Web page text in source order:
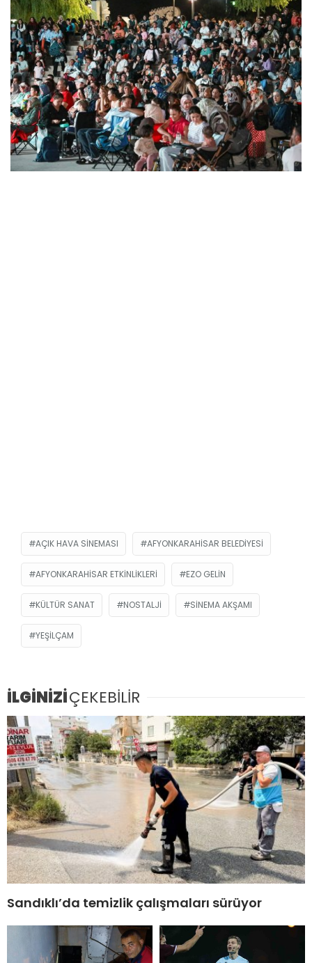
AÇIK HAVA SINEMASI AFYONKARAHISAR BELEDIYESI
AFYONKARAHISAR ETKINLIKLERI EZO GELIN
KÜLTÜR SANAT NOSTALJI SINEMA AKŞAMI
YEŞILÇAM
İLGİNİZİÇEKEBİLİR
Sandıklı’da temizlik çalışmaları sürüyor